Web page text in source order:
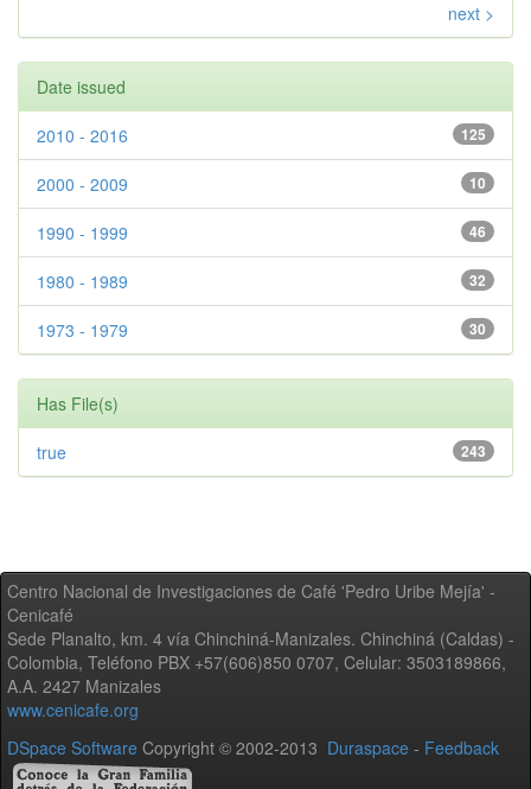
next >
Date issued
125
2010 - 2016
10
2000 - 2009
46
1990 - 1999
32
1980 - 1989
30
1973 - 1979
Has File(s)
243
true
Centro Nacional de Investigaciones de Café 'Pedro Uribe Mejía' -
Cenicafé
Sede Planalto, km. 4 vía Chinchiná-Manizales. Chinchiná (Caldas) -
Colombia, Teléfono PBX +57(606)850 0707, Celular: 3503189866,
A.A. 2427 Manizales
www.cenicafe.org
DSpace Software Copyright © 2002-2013 Duraspace - Feedback